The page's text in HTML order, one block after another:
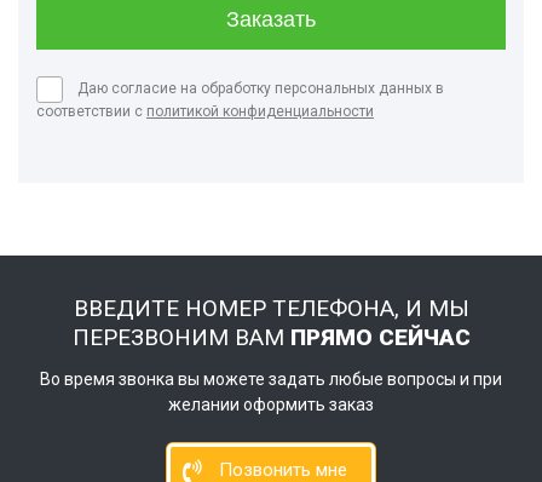
Даю согласие на обработку персональных данных в
соответствии с политикой конфиденциальности
ВВЕДИТЕ НОМЕР ТЕЛЕФОНА, И МЫ
ПЕРЕЗВОНИМ ВАМ ПРЯМО СЕЙЧАС
Во время звонка вы можете задать любые вопросы и при
желании оформить заказ
Позвонить мне